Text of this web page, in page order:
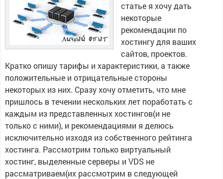
статье я хочу дать
некоторые
рекомендации по
хостингу для ваших
сайтов, проектов.
Кратко опишу тарифы и характеристики, а также
положительные и отрицательные стороны
некоторых из них. Сразу хочу отметить, что мне
пришлось в течении нескольких лет поработать с
каждым из представленных хостингов(и не
только с ними), и рекомендациями я делюсь
исключительно изходя из собственного рейтинга
хостинга. Рассмотрим только виртуальный
хостинг, выделенные серверы и VDS не
рассматриваем(их рассмотрим в следующей